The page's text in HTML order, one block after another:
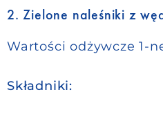
2. Zielone naleśniki z
Wartości odżywcze 1-
Składniki: